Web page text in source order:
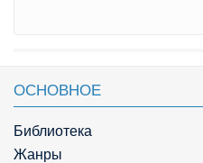
ОСНОВНОЕ
Библиотека
Жанры